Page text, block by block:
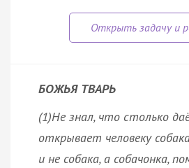
БОЖЬЯ ТВАРЬ
(1)Не знал, что столько
открывает человеку
и не собака, а собачонка,